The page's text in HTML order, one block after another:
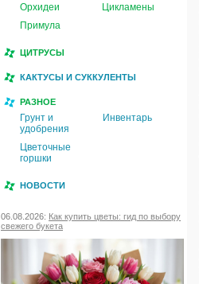
Орхидеи
Цикламены
Примула
ЦИТРУСЫ
КАКТУСЫ И СУККУЛЕНТЫ
РАЗНОЕ
Грунт и
удобрения
Инвентарь
Цветочные
горшки
НОВОСТИ
06.08.2026: Как купить цветы: гид по выбору
свежего букета